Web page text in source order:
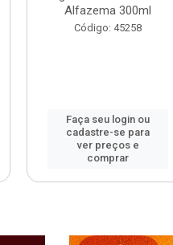
Alfazema 300ml
Código: 45258
Faça seu login ou
cadastre-se para
ver preços e
comprar